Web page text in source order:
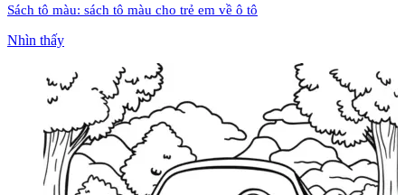
Sách tô màu: sách tô màu cho trẻ em về ô tô
Nhìn thấy